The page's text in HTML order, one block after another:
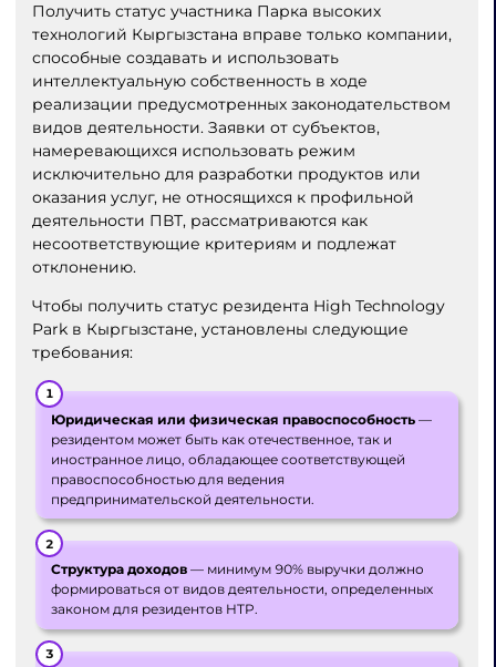
Получить статус участника Парка высоких
технологий Кыргызстана вправе только компании,
способные создавать и использовать
интеллектуальную собственность в ходе
реализации предусмотренных законодательством
видов деятельности. Заявки от субъектов,
намеревающихся использовать режим
исключительно для разработки продуктов или
оказания услуг, не относящихся к профильной
деятельности ПВТ, рассматриваются как
несоответствующие критериям и подлежат
отклонению.
Чтобы получить статус резидента High Technology
Park в Кыргызстане, установлены следующие
требования:
Юридическая или физическая правоспособность—
резидентом может быть как отечественное, так и
иностранное лицо, обладающее соответствующей
правоспособностью для ведения
предпринимательской деятельности.
Структура доходов— минимум 90% выручки должно
формироваться от видов деятельности, определенных
законом для резидентов HTP.